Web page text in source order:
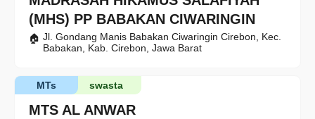
(MHS) PP BABAKAN CIWARINGIN
Jl. Gondang Manis Babakan Ciwaringin Cirebon, Kec.
Babakan, Kab. Cirebon, Jawa Barat
MTS AL ANWAR
swasta
MTs